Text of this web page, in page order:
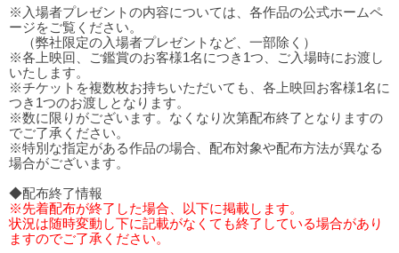
※入場者プレゼントの内容については、各作品の公式ホームペ
ージをご覧ください。
（弊社限定の入場者プレゼントなど、一部除く）
※各上映回、ご鑑賞のお客様1名につき1つ、ご入場時にお渡し
いたします。
※チケットを複数枚お持ちいただいても、各上映回お客様1名に
つき1つのお渡しとなります。
※数に限りがございます。なくなり次第配布終了となりますの
でご了承ください。
※特別な指定がある作品の場合、配布対象や配布方法が異なる
場合がございます。
◆配布終了情報
※先着配布が終了した場合、以下に掲載します。
状況は随時変動し下に記載がなくても終了している場合があり
ますのでご了承ください。